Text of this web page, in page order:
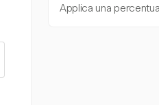
Applica una